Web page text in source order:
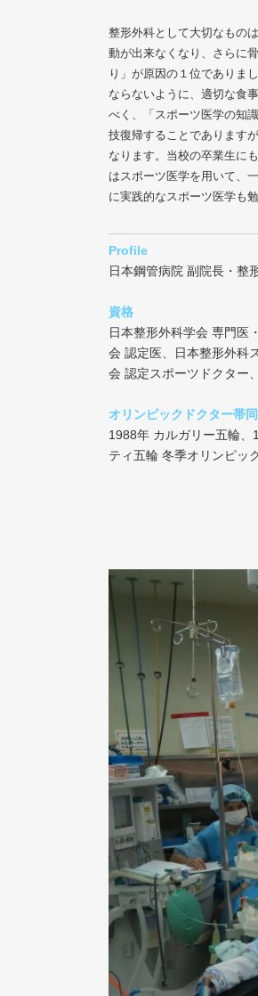
整形外科として大切なもの
動が出来なくなり、さらに
り」が原因の１位でありま
ならないように、適切な食
べく、「スポーツ医学の知
技復帰することであります
なります。当校の卒業生に
はスポーツ医学を用いて、
に実践的なスポーツ医学も
Profile
日本鋼管病院 副院長・整
資格
日本整形外科学会 専門医
会 認定医、日本整形外科
会 認定スポーツドクター
オリンピックドクター帯
1988年 カルガリー五輪
ティ五輪 冬季オリンピ